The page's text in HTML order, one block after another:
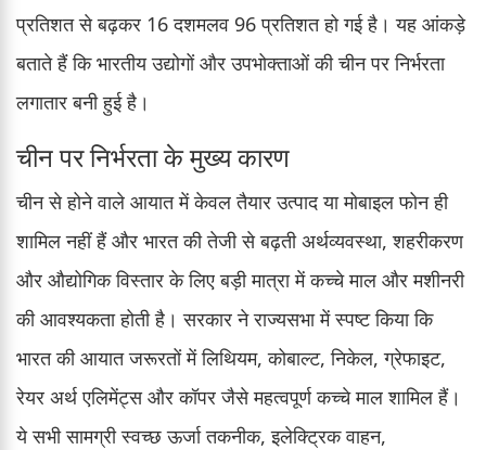
प्रतिशत से बढ़कर 16 दशमलव 96 प्रतिशत हो गई है। यह आंकड़े
बताते हैं कि भारतीय उद्योगों और उपभोक्ताओं की चीन पर निर्भरता
लगातार बनी हुई है।
चीन पर निर्भरता के मुख्य कारण
चीन से होने वाले आयात में केवल तैयार उत्पाद या मोबाइल फोन ही
शामिल नहीं हैं और भारत की तेजी से बढ़ती अर्थव्यवस्था, शहरीकरण
और औद्योगिक विस्तार के लिए बड़ी मात्रा में कच्चे माल और मशीनरी
की आवश्यकता होती है। सरकार ने राज्यसभा में स्पष्ट किया कि
भारत की आयात जरूरतों में लिथियम, कोबाल्ट, निकेल, ग्रेफाइट,
रेयर अर्थ एलिमेंट्स और कॉपर जैसे महत्वपूर्ण कच्चे माल शामिल हैं।
ये सभी सामग्री स्वच्छ ऊर्जा तकनीक, इलेक्ट्रिक वाहन,